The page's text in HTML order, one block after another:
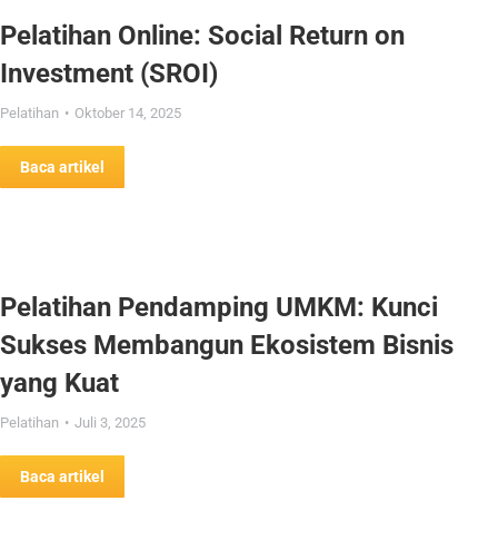
Pelatihan Online: Social Return on
Investment (SROI)
Pelatihan Oktober 14, 2025
Baca artikel
Pelatihan Pendamping UMKM: Kunci
Sukses Membangun Ekosistem Bisnis
yang Kuat
Pelatihan Juli 3, 2025
Baca artikel